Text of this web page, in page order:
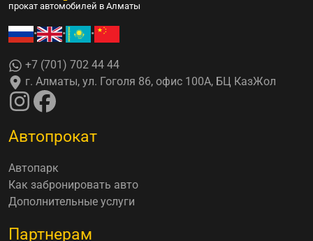
прокат автомобилей в Алматы
• • •
+7 (701) 702 44 44
г. Алматы, ул. Гоголя 86, офис 100А, БЦ КазЖол
Автопрокат
Автопарк
Как забронировать авто
Дополнительные услуги
Партнерам